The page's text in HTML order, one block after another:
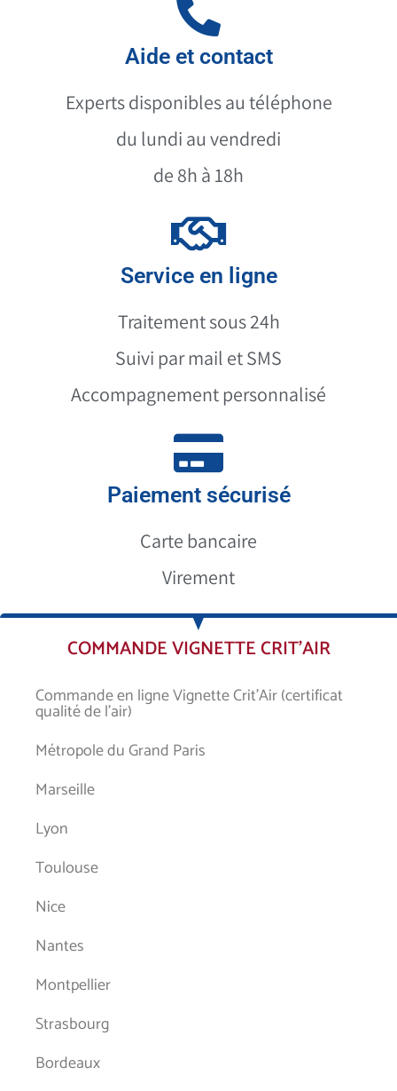
Aide et contact
Experts disponibles au téléphone
du lundi au vendredi
de 8h à 18h
Service en ligne
Traitement sous 24h
Suivi par mail et SMS
Accompagnement personnalisé
Paiement sécurisé
Carte bancaire
Virement
COMMANDE VIGNETTE CRIT’AIR
Commande en ligne Vignette Crit’Air (certificat
qualité de l’air)
Métropole du Grand Paris
Marseille
Lyon
Toulouse
Nice
Nantes
Montpellier
Strasbourg
Bordeaux